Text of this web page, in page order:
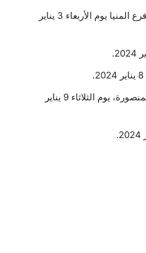
جامعات المنيا وأسوان والأزهر فرع المنيا يوم الأربعاء 3 يناير
جامعة الأزهر فرعي القاهرة والمنصورة، يوم الثلاثاء 9 يناير